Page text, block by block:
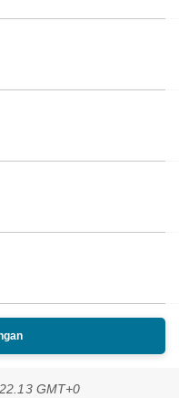
GMT+0